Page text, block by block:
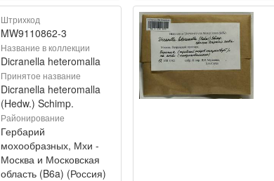
Штрихкод
MW9110862-3
Название в коллекции
Dicranella heteromalla
Принятое название
Dicranella heteromalla
(Hedw.) Schimp.
Районирование
Гербарий
мохообразных, Мхи -
Москва и Московская
область (B6a) (Россия)